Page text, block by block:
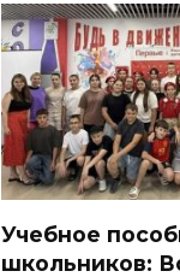
Учебное
школьников: